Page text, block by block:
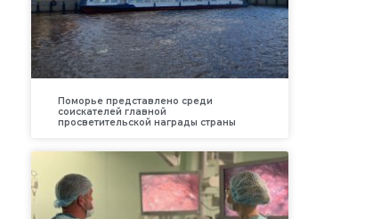
Поморье представлено среди
соискателей главной
просветительской награды страны